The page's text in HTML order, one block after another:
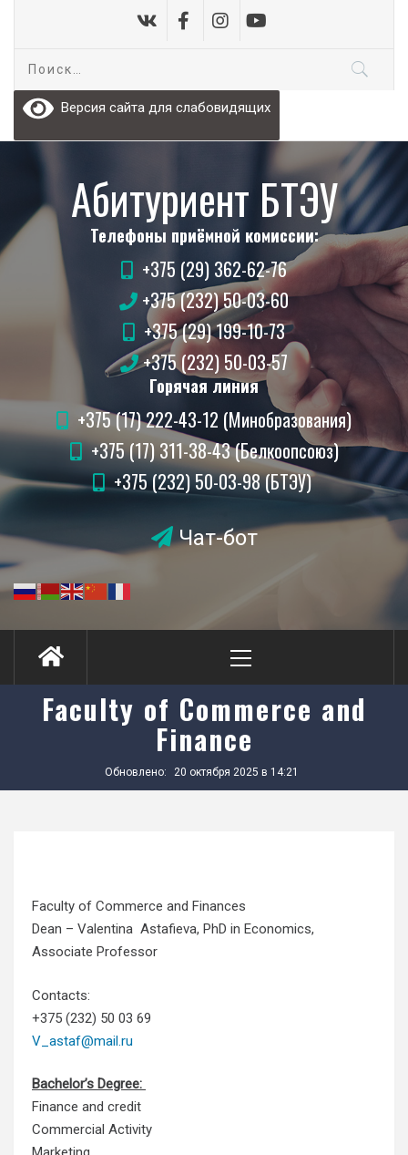
Версия сайта для слабовидящих
Абитуриент БТЭУ
Телефоны приёмной комиссии:
+375 (29) 362-62-76
+375 (232) 50-03-60
+375 (29) 199-10-73
+375 (232) 50-03-57
Горячая линия
+375 (17) 222-43-12 (Минобразования)
+375 (17) 311-38-43 (Белкоопсоюз)
+375 (232) 50-03-98 (БТЭУ)
Чат-бот
Menu
Faculty of Commerce and
Finance
Обновлено: 20 октября 2025 в 14:21
Faculty of Commerce and Finances
Dean – Valentina Astafieva, PhD in Economics,
Associate Professor
Contacts:
+375 (232) 50 03 69
V_astaf@mail.ru
Bachelor’s Degree:
Finance and credit
Commercial Activity